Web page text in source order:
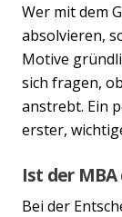
Wer mit dem
absolvieren,
Motive
sich fragen,
anstrebt. Ein
erster,
Ist der MBA
Bei der